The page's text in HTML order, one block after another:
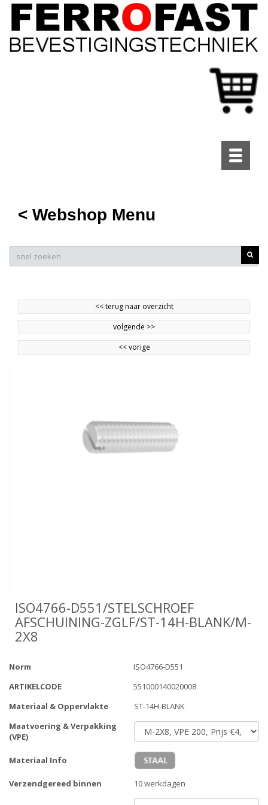
Toggle
< Webshop Menu
<<terug naar overzicht
volgende >>
<<vorige
ISO4766-D551/STELSCHROEF
AFSCHUINING-ZGLF/ST-14H-BLANK/M-
2X8
Norm
ISO4766-D551
ARTIKELCODE
551000140020008
Materiaal & Oppervlakte
ST-14H-BLANK
Maatvoering & Verpakking
(VPE)
Materiaal Info
Verzendgereed binnen 10 werkdagen